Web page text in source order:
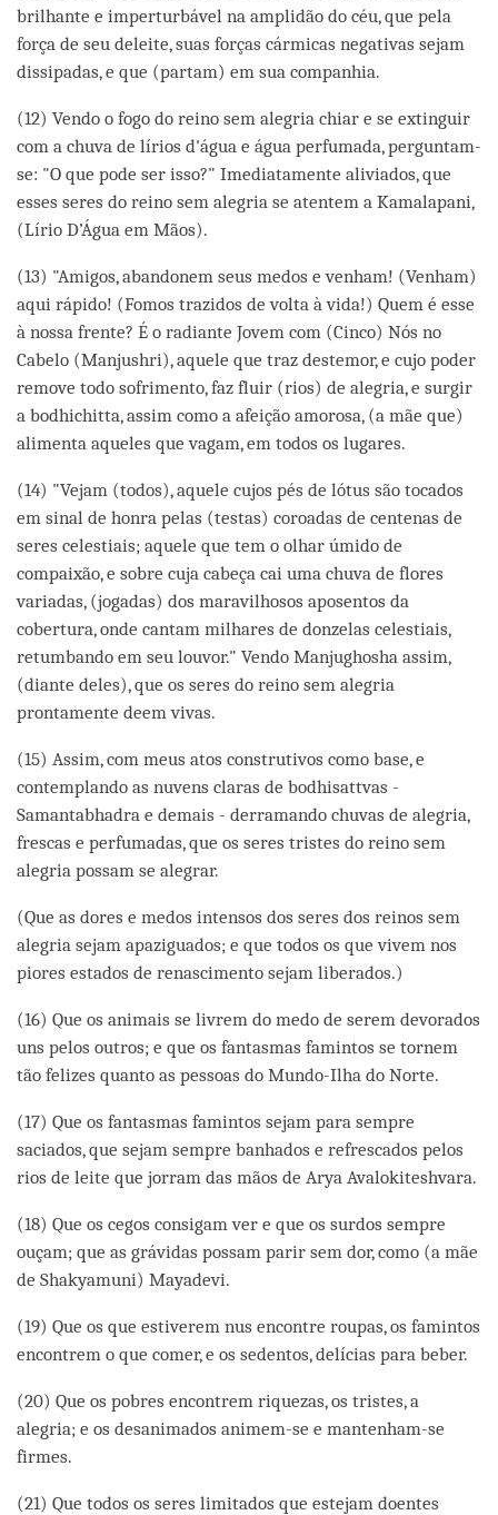
brilhante e imperturbável na amplidão do céu, que pela
força de seu deleite, suas forças cármicas negativas sejam
dissipadas, e que (partam) em sua companhia.
(12) Vendo o fogo do reino sem alegria chiar e se extinguir
com a chuva de lírios d'água e água perfumada, perguntam-
se: "O que pode ser isso?" Imediatamente aliviados, que
esses seres do reino sem alegria se atentem a Kamalapani,
(Lírio D’Água em Mãos).
(13) "Amigos, abandonem seus medos e venham! (Venham)
aqui rápido! (Fomos trazidos de volta à vida!) Quem é esse
à nossa frente? É o radiante Jovem com (Cinco) Nós no
Cabelo (Manjushri), aquele que traz destemor, e cujo poder
remove todo sofrimento, faz fluir (rios) de alegria, e surgir
a bodhichitta, assim como a afeição amorosa, (a mãe que)
alimenta aqueles que vagam, em todos os lugares.
(14) "Vejam (todos), aquele cujos pés de lótus são tocados
em sinal de honra pelas (testas) coroadas de centenas de
seres celestiais; aquele que tem o olhar úmido de
compaixão, e sobre cuja cabeça cai uma chuva de flores
variadas, (jogadas) dos maravilhosos aposentos da
cobertura, onde cantam milhares de donzelas celestiais,
retumbando em seu louvor." Vendo Manjughosha assim,
(diante deles), que os seres do reino sem alegria
prontamente deem vivas.
(15) Assim, com meus atos construtivos como base, e
contemplando as nuvens claras de bodhisattvas -
Samantabhadra e demais - derramando chuvas de alegria,
frescas e perfumadas, que os seres tristes do reino sem
alegria possam se alegrar.
(Que as dores e medos intensos dos seres dos reinos sem
alegria sejam apaziguados; e que todos os que vivem nos
piores estados de renascimento sejam liberados.)
(16) Que os animais se livrem do medo de serem devorados
uns pelos outros; e que os fantasmas famintos se tornem
tão felizes quanto as pessoas do Mundo-Ilha do Norte.
(17) Que os fantasmas famintos sejam para sempre
saciados, que sejam sempre banhados e refrescados pelos
rios de leite que jorram das mãos de Arya Avalokiteshvara.
(18) Que os cegos consigam ver e que os surdos sempre
ouçam; que as grávidas possam parir sem dor, como (a mãe
de Shakyamuni) Mayadevi.
(19) Que os que estiverem nus encontre roupas, os famintos
encontrem o que comer, e os sedentos, delícias para beber.
(20) Que os pobres encontrem riquezas, os tristes, a
alegria; e os desanimados animem-se e mantenham-se
firmes.
(21) Que todos os seres limitados que estejam doentes